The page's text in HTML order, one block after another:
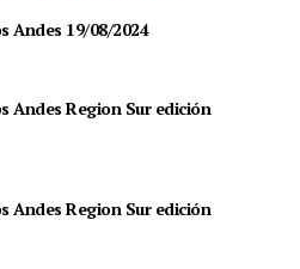
Andes 19/08/2024
Andes Region Sur edición
Andes Region Sur edición